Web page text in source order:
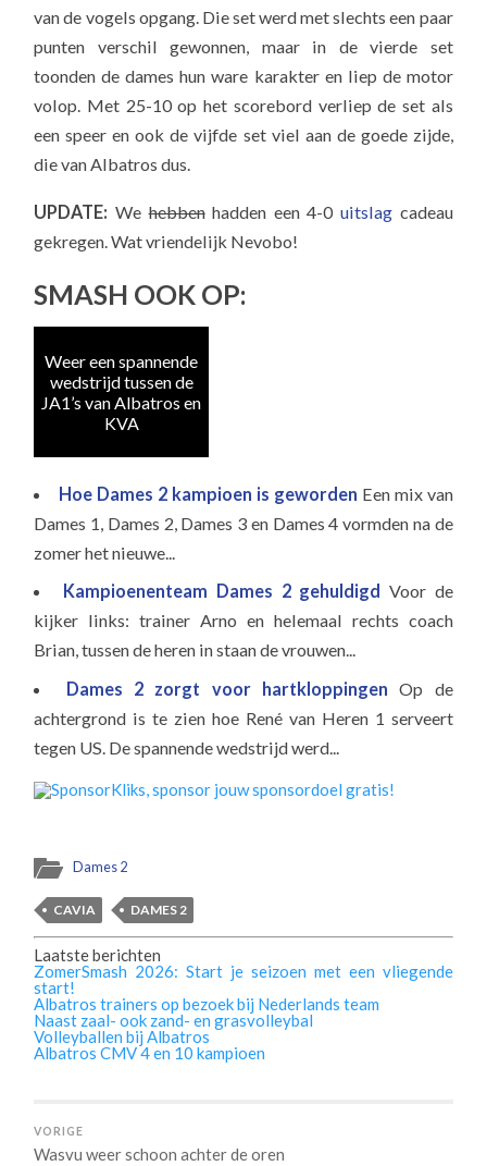
van de vogels opgang. Die set werd met slechts een paar
punten verschil gewonnen, maar in de vierde set
toonden de dames hun ware karakter en liep de motor
volop. Met 25-10 op het scorebord verliep de set als
een speer en ook de vijfde set viel aan de goede zijde,
die van Albatros dus.
UPDATE: Wehebbenhadden een 4-0uitslag cadeau
gekregen. Wat vriendelijk Nevobo!
SMASH OOK OP:
Weer een spannende
wedstrijd tussen de
JA1’s van Albatros en
KVA
Hoe Dames 2 kampioen is geworden Een mix van
Dames 1, Dames 2, Dames 3 en Dames 4 vormden na de
zomer het nieuwe...
Kampioenenteam Dames 2 gehuldigd Voor de
kijker links: trainer Arno en helemaal rechts coach
Brian, tussen de heren in staan de vrouwen...
Dames 2 zorgt voor hartkloppingenOp de
achtergrond is te zien hoe René van Heren 1 serveert
tegen US. De spannende wedstrijd werd...
Dames 2
CAVIA DAMES 2
Laatste berichten
ZomerSmash 2026: Start je seizoen met een vliegende
start!
Albatros trainers op bezoek bij Nederlands team
Naast zaal- ook zand- en grasvolleybal
Volleyballen bij Albatros
Albatros CMV 4 en 10 kampioen
VORIGE
Wasvu weer schoon achter de oren